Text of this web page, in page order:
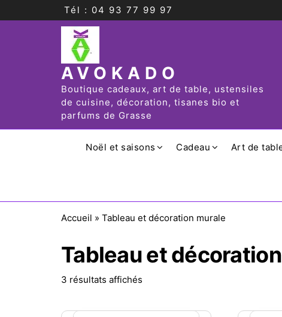
Tél : 04 93 77 99 97
AVOKADO
Boutique cadeaux, art de table, ustensiles
de cuisine, décoration, tisanes bio et
parfums de Grasse
Noël et saisons Cadeau Art de
Accueil » Tableau et décoration murale
Tableau et
3 résultats affichés